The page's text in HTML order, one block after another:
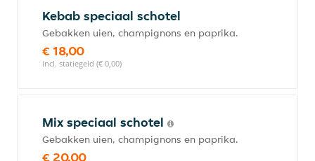
Kebab speciaal schotel
Gebakken uien, champignons en paprika.
€ 18,00
incl. statiegeld (€ 0,00)
Mix speciaal schotel
Gebakken uien, champignons en paprika.
€ 20,00